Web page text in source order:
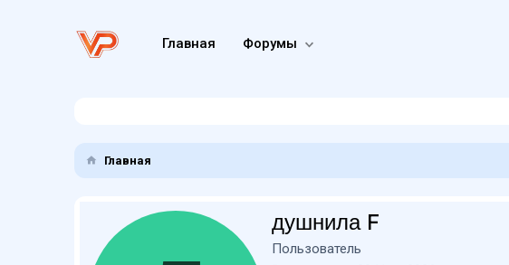
Главная Форумы
Главная
душнила F
Пользователь